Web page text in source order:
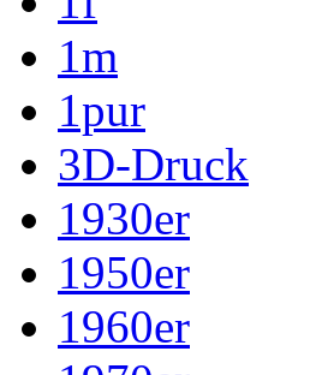
1m
1pur
3D-Druck
1930er
1950er
1960er